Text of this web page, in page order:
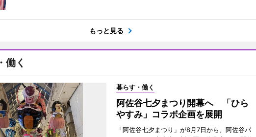
もっと見る
働く
暮らす・働く
阿佐谷七夕まつり開幕へ 「ひら
やすみ」コラボ企画を展開
「阿佐谷七夕まつり」が8月7日から、阿佐谷パ